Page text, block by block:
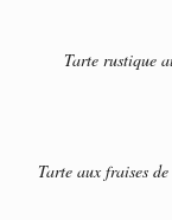
Tarte rustique
Tarte aux fraises